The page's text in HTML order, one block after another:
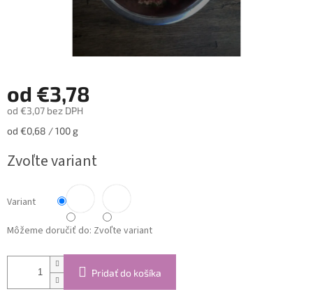
od €3,78
od €3,07 bez DPH
Jednotková
od €0,68 / 100 g
Zvoľte variant
Variant
Môžeme doručiť do: Zvoľte variant
Pridať do košíka